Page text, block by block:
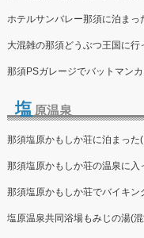
ホテルサンバレー那須に泊まっ
大混雑の那須どうぶつ王国に行
那須PSガレージでバットマン
塩 原温泉
那須塩原かもしか荘に泊まった
那須塩原かもしか荘の温泉に入
那須塩原かもしか荘でバイキン
塩原温泉共同浴場もみじの湯(